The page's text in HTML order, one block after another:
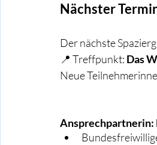
Nächster
Der nächste
📍 Treffpunkt: Das
Neue
Ansprechpartnerin: